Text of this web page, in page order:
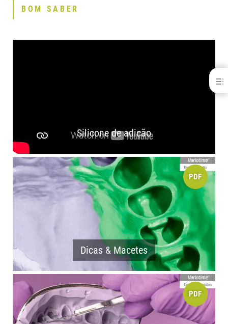
ESTUDOS CIENTÍFICOS
PRODUTOS RELACIONADOS
BOM SABER
Silicone de adição
Dicas & Macetes
PDF
PDF